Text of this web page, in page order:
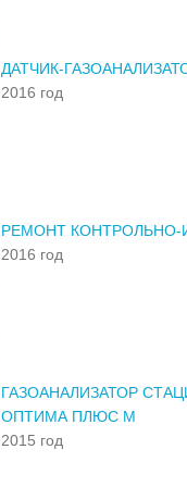
ДАТЧИК-
2016 год
РЕМОНТ КОНТРОЛЬНО-
2016 год
ГАЗОАНАЛИЗАТОР
ОПТИМА ПЛЮС М
2015 год